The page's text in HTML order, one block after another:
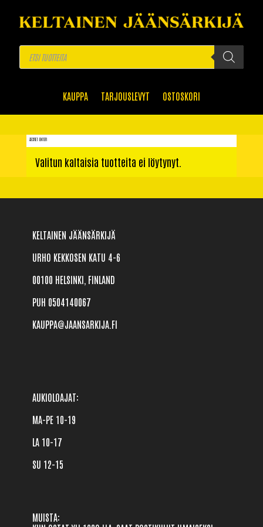
Products
search
KAUPPA TARJOUSLEVYT OSTOSKORI
SECRET ENTER
Valitun kaltaisia tuotteita ei löytynyt.
KELTAINEN JÄÄNSÄRKIJÄ
URHO KEKKOSEN KATU 4-6
00100 HELSINKI, FINLAND
PUH 0504140067
KAUPPA@JAANSARKIJA.FI
AUKIOLOAJAT:
MA-PE 10-19
LA 10-17
SU 12-15
MUISTA: